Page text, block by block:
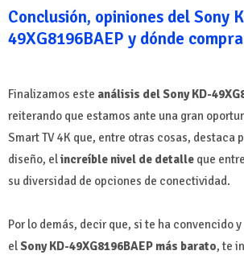
Conclusión, opiniones del Sony
49XG8196BAEP y dónde
Finalizamos este análisis del Sony KD-
reiterando que estamos ante una gran
Smart TV 4K que, entre otras cosas, destaca
diseño, elincreíble nivel de detalle que
su diversidad de opciones de conectividad.
Por lo demás, decir que, si te ha convencido
elSony KD-49XG8196BAEP más barato, te